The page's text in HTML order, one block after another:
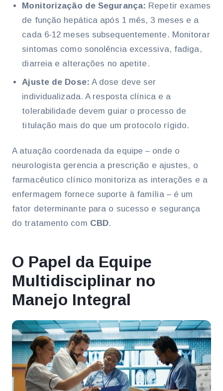
Monitorização de Segurança: Repetir exames
de função hepática após 1 mês, 3 meses e a
cada 6-12 meses subsequentemente. Monitorar
sintomas como sonolência excessiva, fadiga,
diarreia e alterações no apetite.
Ajuste de Dose: A dose deve ser
individualizada. A resposta clínica e a
tolerabilidade devem guiar o processo de
titulação mais do que um protocolo rígido.
A atuação coordenada da equipe – onde o
neurologista gerencia a prescrição e ajustes, o
farmacêutico clínico monitoriza as interações e a
enfermagem fornece suporte à família – é um
fator determinante para o sucesso e segurança
do tratamento com CBD.
O Papel da Equipe
Multidisciplinar no
Manejo Integral